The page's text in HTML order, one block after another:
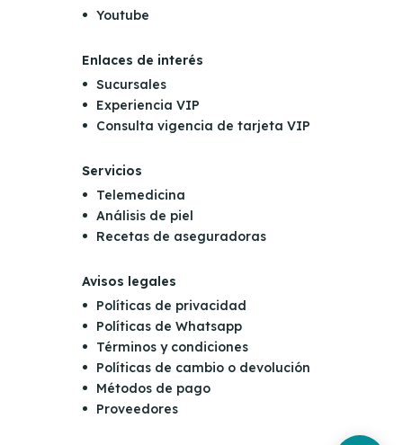
Youtube
Enlaces de interés
Sucursales
Experiencia VIP
Consulta vigencia de tarjeta VIP
Servicios
Telemedicina
Análisis de piel
Recetas de aseguradoras
Avisos legales
Políticas de privacidad
Políticas de Whatsapp
Términos y condiciones
Políticas de cambio o devolución
Métodos de pago
Proveedores